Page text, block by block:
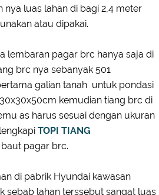
luas lahan di bagi 2,4 meter
atau dipakai.
lembaran pagar brc hanya saja di
brc nya sebanyak 501
galian tanah untuk pondasi
kemudian tiang brc di
as harus sesuai dengan ukuran
TOPI TIANG
pagar brc.
di pabrik Hyundai kawasan
sebab lahan terssebut sangat luas